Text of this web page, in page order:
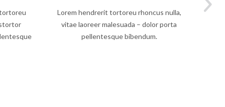
Lorem hendrerit tortoreu rhoncus nulla,
vitae laoreer malesuada – dolor porta
pellentesque bibendum.